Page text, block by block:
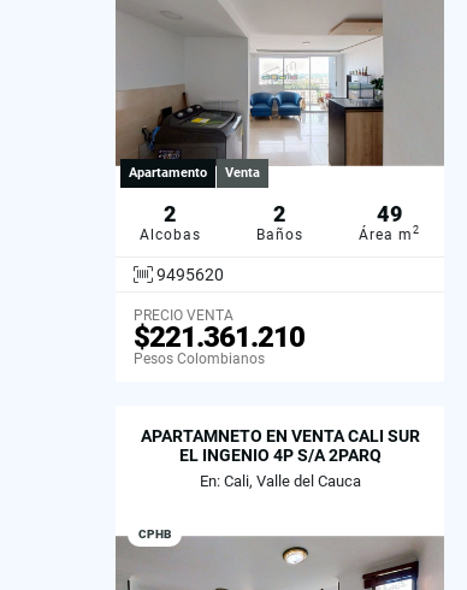
Apartamento Venta
2
Alcobas
2
Baños
49
Área m 2
9495620
PRECIO VENTA
$221.361.210
Pesos Colombianos
APARTAMNETO EN VENTA CALI SUR
EL INGENIO 4P S/A 2PARQ
En: Cali, Valle del Cauca
CPHB